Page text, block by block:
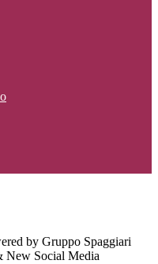
by Gruppo Spaggiari
New Social Media